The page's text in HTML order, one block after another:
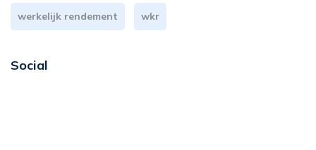
werkelijk rendement wkr
Social